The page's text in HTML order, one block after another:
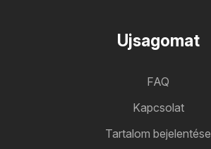
Ujsagomat
FAQ
Kapcsolat
Tartalom bejelentése